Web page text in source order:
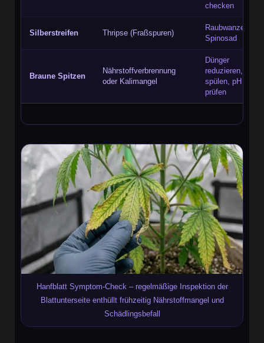
checken
Silberstreifen Thripse (Fraßspuren)
Raubwanzen,
Spinosad
Braune Spitzen
Nährstoffverbrennung
oder Kalimangel
Dünger
reduzieren,
spülen, pH
prüfen
Hanfblatt Symptom-Check – regelmäßige Inspektion der
Blattunterseite enthüllt frühzeitig Nährstoffmangel und
Schädlingsbefall